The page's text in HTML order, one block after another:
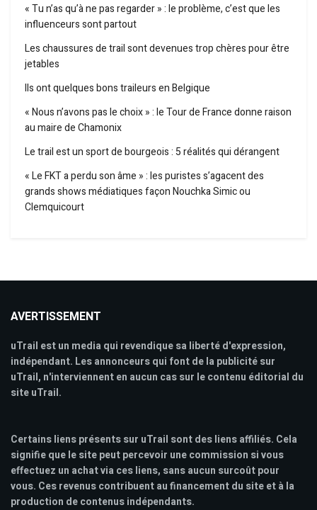
« Tu n’as qu’à ne pas regarder » : le problème, c’est que les
influenceurs sont partout
Les chaussures de trail sont devenues trop chères pour être
jetables
Ils ont quelques bons traileurs en Belgique
« Nous n’avons pas le choix » : le Tour de France donne raison
au maire de Chamonix
Le trail est un sport de bourgeois : 5 réalités qui dérangent
« Le FKT a perdu son âme » : les puristes s’agacent des
grands shows médiatiques façon Nouchka Simic ou
Clemquicourt
AVERTISSEMENT
uTrail est un media qui revendique sa liberté d'expression,
indépendant. Les annonceurs qui font de la publicité sur
uTrail, n'interviennent en aucun cas sur le contenu éditorial du
site uTrail.
Certains liens présents sur uTrail sont des liens affiliés. Cela
signifie que le site peut percevoir une commission si vous
effectuez un achat via ces liens, sans aucun surcoût pour
vous. Ces revenus contribuent au financement du site et à la
production de contenus indépendants.